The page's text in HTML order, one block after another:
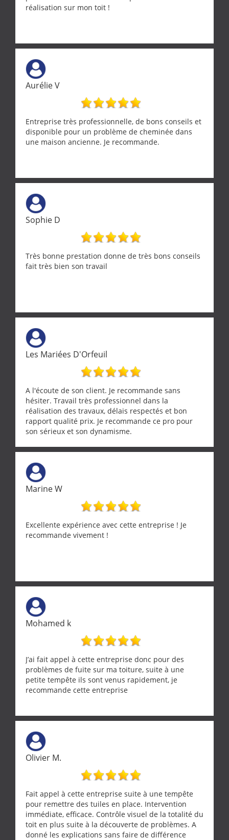
réalisation sur mon toit !
Aurélie V
Entreprise très professionnelle, de bons conseils et
disponible pour un problème de cheminée dans
une maison ancienne. Je recommande.
Sophie D
Très bonne prestation donne de très bons conseils
fait très bien son travail
Les Mariées D'Orfeuil
A l'écoute de son client. Je recommande sans
hésiter. Travail très professionnel dans la
réalisation des travaux, délais respectés et bon
rapport qualité prix. Je recommande ce pro pour
son sérieux et son dynamisme.
Marine W
Excellente expérience avec cette entreprise ! Je
recommande vivement !
Mohamed k
J’ai fait appel à cette entreprise donc pour des
problèmes de fuite sur ma toiture, suite à une
petite tempête ils sont venus rapidement, je
recommande cette entreprise
Olivier M.
Fait appel à cette entreprise suite à une tempête
pour remettre des tuiles en place. Intervention
immédiate, efficace. Contrôle visuel de la totalité du
toit en plus suite à la découverte de problèmes. A
donné les explications sans faire de différence